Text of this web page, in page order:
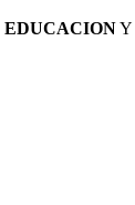
EDUCACIONY